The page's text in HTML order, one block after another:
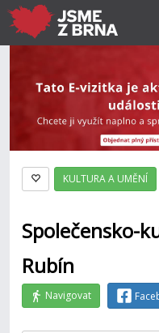
KULTURA A UMĚNÍ
Společensko-
Rubín
Navigovat